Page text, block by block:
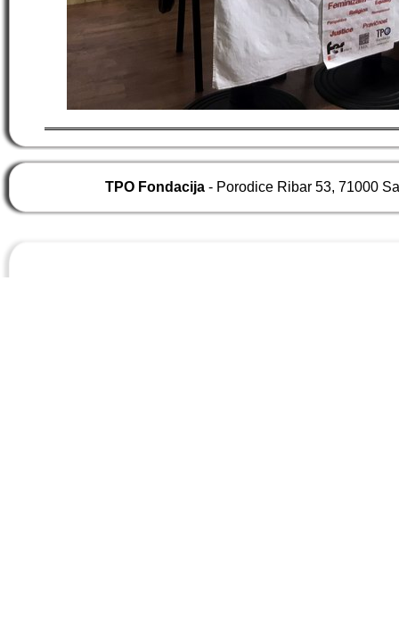
TPO Fondacija - Porodice Ribar 53, 71000